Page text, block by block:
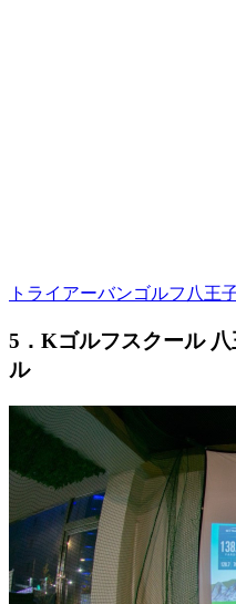
トライアーバンゴルフ八王
5．Kゴルフスクール
ル